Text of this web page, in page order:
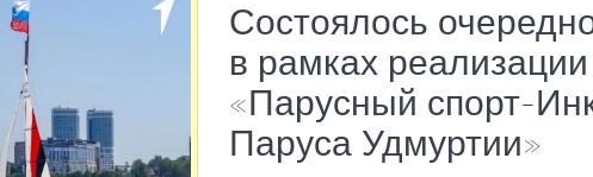
Состоялось
в рамках
«Парусный спорт-
Паруса Удмуртии»